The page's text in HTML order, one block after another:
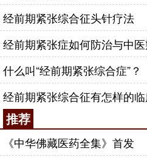
经前期紧张综合征头针疗法
经前期紧张症如何防治与中
什么叫“经前期紧张综合症”？
经前期紧张综合征有怎样的
推荐
《中华佛藏医药全集》首发